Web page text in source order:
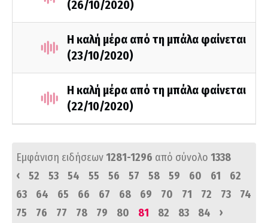
(26/10/2020)
Η καλή μέρα από τη μπάλα φαίνεται
(23/10/2020)
Η καλή μέρα από τη μπάλα φαίνεται
(22/10/2020)
Εμφάνιση ειδήσεων1281-1296 από σύνολο 1338
‹
52 53 54 55 56 57 58 59 60 61
62
63
64 65 66 67 68 69 70 71 72 73
74
75
76 77 78 79 80 81 82 83 84 ›